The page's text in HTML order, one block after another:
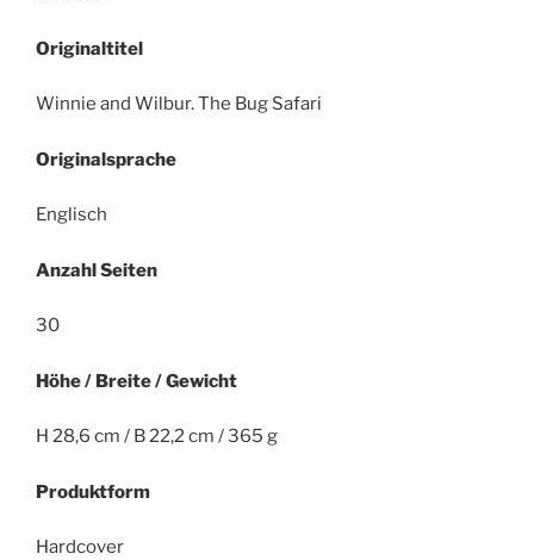
Originaltitel
Winnie and Wilbur. The Bug Safari
Originalsprache
Englisch
Anzahl Seiten
30
Höhe / Breite / Gewicht
H 28,6 cm / B 22,2 cm / 365 g
Produktform
Hardcover